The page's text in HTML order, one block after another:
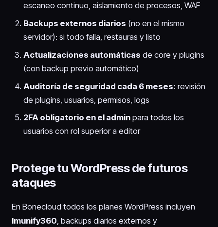
escaneo continuo, aislamiento de procesos, WAF
Backups externos diarios (no en el mismo
servidor): si todo falla, restauras y listo
Actualizaciones automáticas de core y plugins
(con backup previo automático)
Auditoría de seguridad cada 6 meses: revisión
de plugins, usuarios, permisos, logs
2FA obligatorio en el admin para todos los
usuarios con rol superior a editor
Protege tu WordPress de futuros
ataques
En Bonecloud todos los planes WordPress incluyen
Imunify360, backups diarios externos y